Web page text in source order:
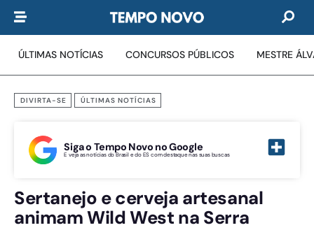
ÚLTIMAS NOTÍCIAS CONCURSOS PÚBLICOS MESTRE
DIVIRTA-SE ÚLTIMAS NOTÍCIAS
Siga o Tempo Novo no Google
E veja as notícias do Brasil e do ES com destaque nas suas buscas
Sertanejo e cerveja artesanal
animam Wild West na Serra